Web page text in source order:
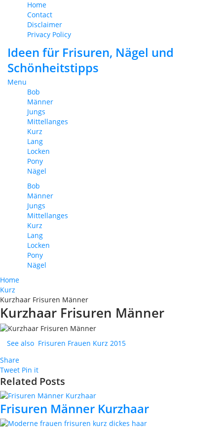
Home
Contact
Disclaimer
Privacy Policy
Ideen für Frisuren, Nägel und
Schönheitstipps
Menu
Bob
Männer
Jungs
Mittellanges
Kurz
Lang
Locken
Pony
Nägel
Bob
Männer
Jungs
Mittellanges
Kurz
Lang
Locken
Pony
Nägel
Home
Kurz
Kurzhaar Frisuren Männer
Kurzhaar Frisuren Männer
See also Frisuren Frauen Kurz 2015
Share
Tweet Pin it
Related Posts
Frisuren Männer Kurzhaar